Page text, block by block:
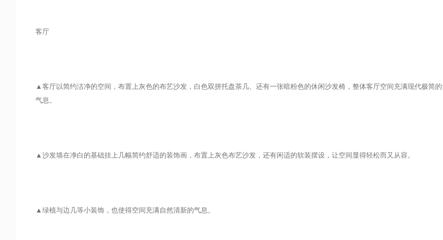
客厅
▲客厅以简约洁净的空间，布置上灰色的布艺沙发，白色双拼托盘茶几、还有一张暗粉色的休闲沙发椅，整体客厅空间充满现代极简
气息。
▲沙发墙在净白的基础挂上几幅简约舒适的装饰画，布置上灰色布艺沙发，还有闲适的软装摆设，让空间显得轻松而又从容。
▲绿植与边几等小装饰，也使得空间充满自然清新的气息。